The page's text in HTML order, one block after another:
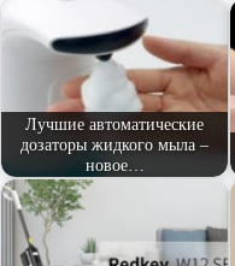
ss
ni
ki
r
ви
ть
Лучшие автоматические
дозаторы жидкого мыла –
новое…